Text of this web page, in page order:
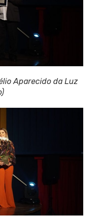
Aparecido da Luz